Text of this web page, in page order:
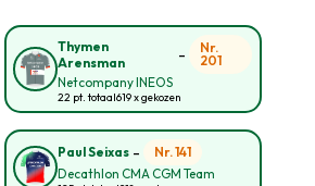
Thymen
Arensman
-
Nr.
201
Netcompany INEOS
22 pt. totaal619 x gekozen
Paul Seixas-
Nr. 141
Decathlon CMA CGM Team